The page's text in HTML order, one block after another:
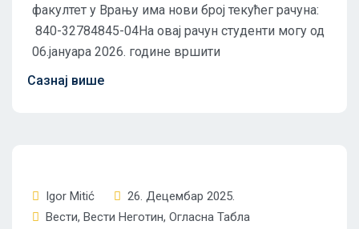
факултет у Врању има нови број текућег рачуна:
840-32784845-04На овај рачун студенти могу од
06.јануара 2026. године вршити
Igor Mitić
26. Децембар 2025.
Вести, Вести Неготин, Огласна Табла